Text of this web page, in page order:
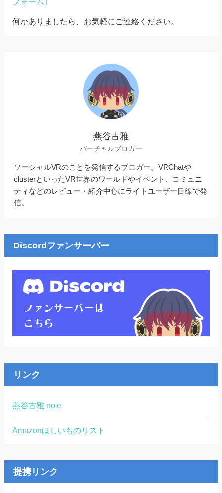
何かありましたら、お気軽にご連絡ください。
燕谷古雅
バーチャルブロガー
ソーシャルVRのことを発信するブロガー。VRChatや
clusterといったVR世界のワールドやイベント、コミュニ
ティなどのレビュー・紹介中心にライトユーザー目線で発
信。
Discordファンサーバー
リンク
燕谷古雅 note
Amazonほしいものリスト
提携リンク